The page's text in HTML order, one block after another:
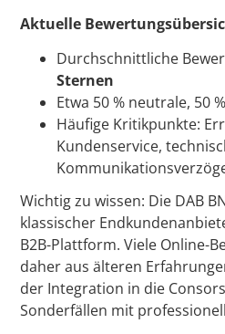
Aktuelle
Durchschnittliche
Sternen
Etwa 50 % neutrale, 50
Häufige Kritikpunkte:
Kundenservice,
Wichtig zu wissen: Die DAB
klassischer
B2B-Plattform. Viele Online-
daher aus älteren
der Integration in die
Sonderfällen mit